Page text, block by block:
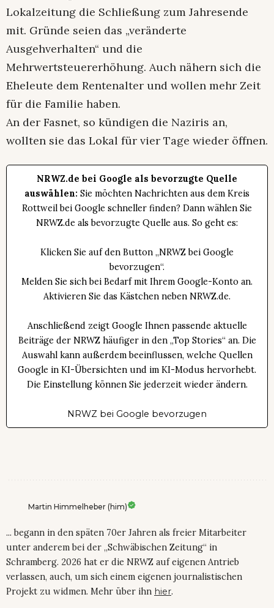
Lokalzeitung die Schließung zum Jahresende
mit. Gründe seien das „veränderte
Ausgehverhalten“ und die
Mehrwertsteuererhöhung. Auch nähern sich die
Eheleute dem Rentenalter und wollen mehr Zeit
für die Familie haben.
An der Fasnet, so kündigen die Naziris an,
wollten sie das Lokal für vier Tage wieder öffnen.
NRWZ.de bei Google als bevorzugte Quelle
auswählen: Sie möchten Nachrichten aus dem Kreis
Rottweil bei Google schneller finden? Dann wählen Sie
NRWZ.de als bevorzugte Quelle aus. So geht es:
Klicken Sie auf den Button „NRWZ bei Google
bevorzugen“.
Melden Sie sich bei Bedarf mit Ihrem Google-Konto an.
Aktivieren Sie das Kästchen neben NRWZ.de.
Anschließend zeigt Google Ihnen passende aktuelle
Beiträge der NRWZ häufiger in den „Top Stories“ an. Die
Auswahl kann außerdem beeinflussen, welche Quellen
Google in KI-Übersichten und im KI-Modus hervorhebt.
Die Einstellung können Sie jederzeit wieder ändern.
NRWZ bei Google bevorzugen
Martin Himmelheber (him)
... begann in den späten 70er Jahren als freier Mitarbeiter
unter anderem bei der „Schwäbischen Zeitung“ in
Schramberg. 2026 hat er die NRWZ auf eigenen Antrieb
verlassen, auch, um sich einem eigenen journalistischen
Projekt zu widmen. Mehr über ihn hier.